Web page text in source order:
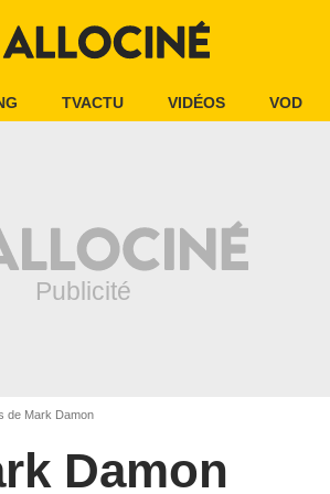
TVACTU VIDÉOS VOD
de Mark Damon
Damon